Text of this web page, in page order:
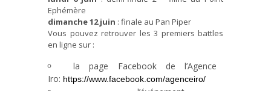
Ephémère
dimanche 12 juin : finale au Pan Piper
Vous pouvez retrouver les 3 premiers battles
en ligne sur :
la page Facebook de l’Agence
Iro: https://www.facebook.com/agenceiro/